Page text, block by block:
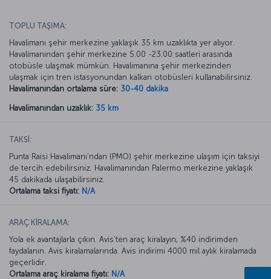
TOPLU TAŞIMA:
Havalimanı şehir merkezine yaklaşık 35 km uzaklıkta yer alıyor.
Havalimanından şehir merkezine 5.00 -23.00 saatleri arasında
otobüsle ulaşmak mümkün. Havalimanına şehir merkezinden
ulaşmak için tren istasyonundan kalkan otobüsleri kullanabilirsiniz.
Havalimanından ortalama süre: 30-40 dakika
Havalimanından uzaklık: 35 km
TAKSİ:
Punta Raisi Havalimanı’ndan (PMO) şehir merkezine ulaşım için taksiyi
de tercih edebilirsiniz. Havalimanından Palermo merkezine yaklaşık
45 dakikada ulaşabilirsiniz.
Ortalama taksi fiyatı: N/A
ARAÇ KİRALAMA:
Yola ek avantajlarla çıkın. Avis’ten araç kiralayın, %40 indirimden
faydalanın. Avis kiralamalarında. Avis indirimi 4000 mil aylık kiralamada
geçerlidir.
Ortalama araç kiralama fiyatı: N/A